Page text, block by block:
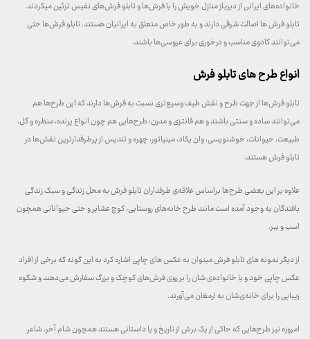
خانواده‌های ایرانی از دیرباز منازل خویش را با فرش‌ها و تابلو فرش‌های نفیس تزئین میکردند.
تابلو فرش ها اصالت شرقی دارند و به طور خاص متعلق به ایرانیان هستند. تابلو فرش‌ها حتی
می‌توانند کادوی مناسب و درخوری برای عروسی‌ها باشند.
انواع طرح‌ های تابلو فرش
تابلو فرش‌ها از جهت طرح و نقش طیف وسیع‌تری نسبت به فرش‌ها دارند که این طرح‌ها هم
می‌توانند ساده و سنتی باشند و هم فانتزی و مدرن؛ طرح‌هایی هم چون انواع پرنده، منظره و گل،
طبیعت، حیوانات، خوشنویسی، وان یکاد، مینیاتور، چهره و تندیس از پرطرفدارترین نقش‌ها در
تابلو فرش هستند.
علاوه بر این بعضی طرح‌ها براساس علاقه‌ی طرفداران تابلو فرش به محل زندگی و سبک زندگی
بافندگان به وجود آمده است مانند طرح خانه‌های روستایی، کوچ عشایر و حتی حیواناتی همچون
اسب و ببر.
از دیگر نمونه های تابلو فرش میتوان به عکس های چاپی اشاره کرد به این گونه که برخی از افراد
عکس چاپی خود و یا خانواده‌ی شان را بر روی فرش‌های کوچک و بزرگ سفارش می‌دهند و شکوه
زیبایی را برای خانه‌ی‌شان به ارمغان می‌آورند.
امروزه نیز طرح‌هایی که حاکی از یک برش از تاریخ و یا داستانی هستند همچون شام آخر، شاعر